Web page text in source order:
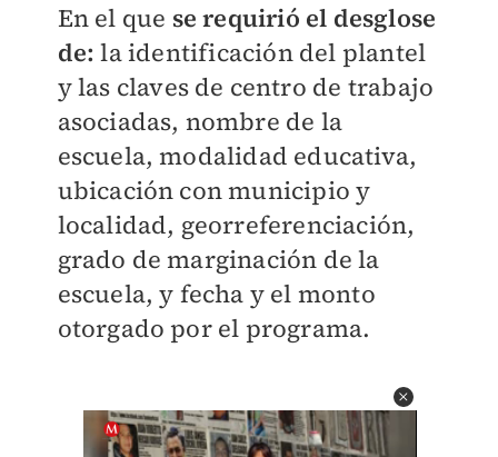
En el que se requirió el desglose
de: la identificación del plantel
y las claves de centro de trabajo
asociadas, nombre de la
escuela, modalidad educativa,
ubicación con municipio y
localidad, georreferenciación,
grado de marginación de la
escuela, y fecha y el monto
otorgado por el programa.